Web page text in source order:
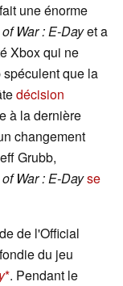
une énorme
War : E-Dayet a
Xbox qui ne
que la
décision
à la dernière
changement
Grubb,
War : E-Dayse
de l'Official
du jeu
. Pendant le